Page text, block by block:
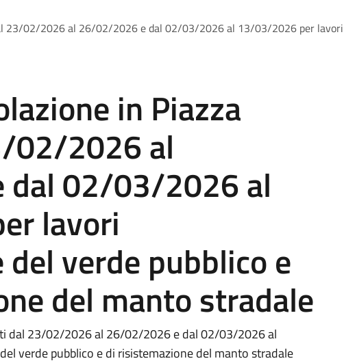
23/02/2026 al 26/02/2026 e dal 02/03/2026 al 13/03/2026 per lavori
in Piazza
02/2026 al
02/03/2026 al
lavori
verde pubblico e
del manto stradale
dal 23/02/2026 al 26/02/2026 e dal 02/03/2026 al
verde pubblico e di risistemazione del manto stradale